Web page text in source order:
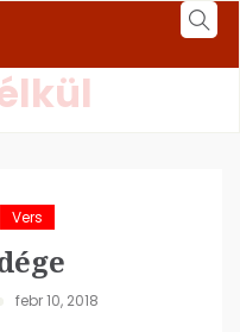
Vers
febr 10, 2018